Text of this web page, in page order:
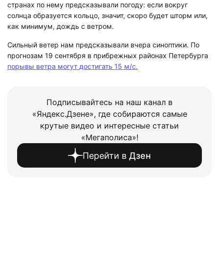
странах по нему предсказывали погоду: если вокруг
солнца образуется кольцо, значит, скоро будет шторм или,
как минимум, дождь с ветром.
Сильный ветер нам предсказывали вчера синоптики. По
прогнозам 19 сентября в прибрежных районах Петербурга
порывы ветра могут достигать 15 м/с.
Подписывайтесь на наш канал в
«Яндекс.Дзене», где собираются самые
крутые видео и интересные статьи
«Мегаполиса»!
Перейти в Дзен